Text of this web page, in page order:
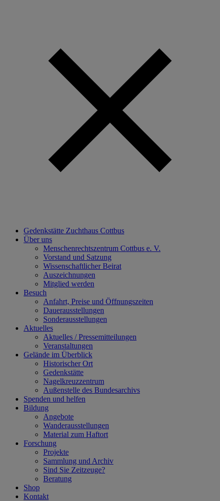
Gedenkstätte Zuchthaus Cottbus
Über uns
Menschenrechtszentrum Cottbus e. V.
Vorstand und Satzung
Wissenschaftlicher Beirat
Auszeichnungen
Mitglied werden
Besuch
Anfahrt, Preise und Öffnungszeiten
Dauerausstellungen
Sonderausstellungen
Aktuelles
Aktuelles / Pressemitteilungen
Veranstaltungen
Gelände im Überblick
Historischer Ort
Gedenkstätte
Nagelkreuzzentrum
Außenstelle des Bundesarchivs
Spenden und helfen
Bildung
Angebote
Wanderausstellungen
Material zum Haftort
Forschung
Projekte
Sammlung und Archiv
Sind Sie Zeitzeuge?
Beratung
Shop
Kontakt